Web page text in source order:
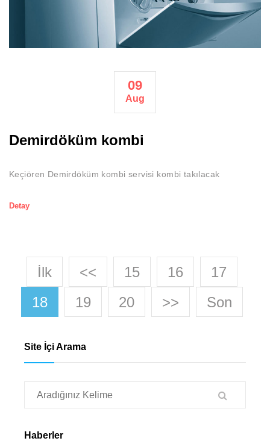
09
Aug
Demirdöküm kombi
Keçiören Demirdöküm kombi servisi kombi takılacak
Detay
İlk << 15 16
17
18
19 20 >> Son
Site İçi Arama
Haberler